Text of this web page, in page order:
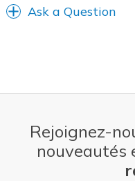
Ask a Question
Rejoignez-
nouveautés